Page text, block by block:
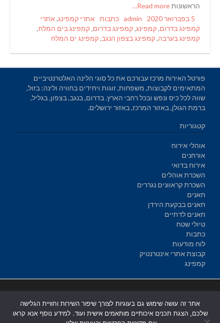
הראשונות
Posted
on
5 בפברואר 2020 Author
admin
Categories
כתבות Tags
אתרי קמפינג, אתרי
קמפינג בדרום,קמפינג,קמפינג בדרום,קמפינג בים המלח,
קמפינג בערבה,קמפינג בצפון הנגב,קמפינג ים המלח
פורטל האירוח מרכז עבורכם את כל סוגי הלינה האלטרנטיביים
המתאימים לקבוצות, משפחות, זוגות ויחידים בחוויה ולינה: בזול,
שווה לכל כיס ונפש ובכל רחבי הארץ. בדרום, בנגב, בצפון, בגליל,
ברמת הגולן, באזור המרכז, באזור ירושלים.
קטגוריות
אוהלי אירוח
אורחנים
אירוח בדואי
השכרת אוהלים
השכרת קראוונים נגררים
חאנים
חאנים בבקעת הירדן
חאנים לדתיים
טיולי שטח
כתבות
לוח מודעות
קבוצת אתרי אינטרנטיק
קמפינג
אתרים בבאר שבע|
אתר זה עושה שימוש גם בעוגיות לצורך שיפור השירות וחוויית הגלישה
שלכם, הצגת תכנים איכותיים מותאמים אישית ועוד. למידע נוסף אנא קראו